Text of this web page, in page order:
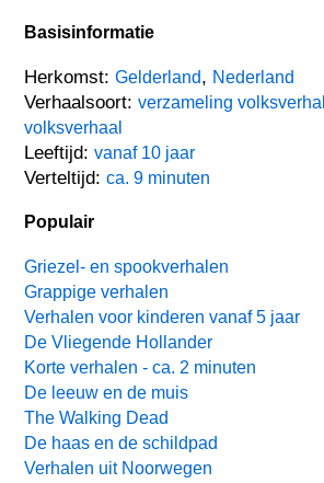
Basisinformatie
Herkomst:Gelderland, Nederland
Verhaalsoort:verzameling
volksverhaal
Leeftijd:vanaf 10 jaar
Verteltijd:ca. 9 minuten
Populair
Griezel- en spookverhalen
Grappige verhalen
Verhalen voor kinderen vanaf 5 jaar
De Vliegende Hollander
Korte verhalen - ca. 2 minuten
De leeuw en de muis
The Walking Dead
De haas en de schildpad
Verhalen uit Noorwegen